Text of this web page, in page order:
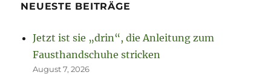
NEUESTE BEITRÄGE
Jetzt ist sie „drin“, die Anleitung zum
Fausthandschuhe stricken
August 7, 2026